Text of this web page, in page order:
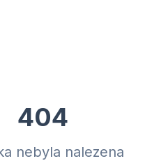
404
nebyla nalezena